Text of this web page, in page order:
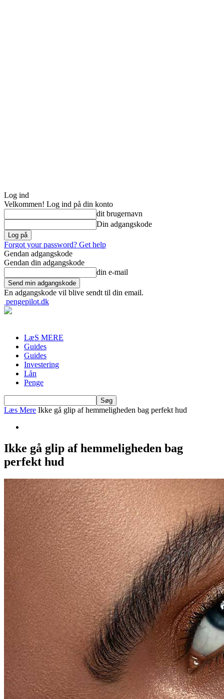
Log ind
Velkommen! Log ind på din konto
dit brugernavn
Din adgangskode
Forgot your password? Get help
Gendan adgangskode
Gendan din adgangskode
din e-mail
En adgangskode vil blive sendt til din email.
pengepilot.dk
LæS MERE
Guides
Guides
Investering
Lån
Penge
Læs Mere Ikke gå glip af hemmeligheden bag perfekt hud
Ikke gå glip af hemmeligheden bag
perfekt hud